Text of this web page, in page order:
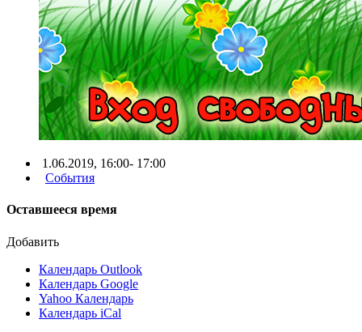
1.06.2019, 16:00- 17:00
События
Оставшееся время
Добавить
Календарь Outlook
Календарь Google
Yahoo Календарь
Календарь iCal